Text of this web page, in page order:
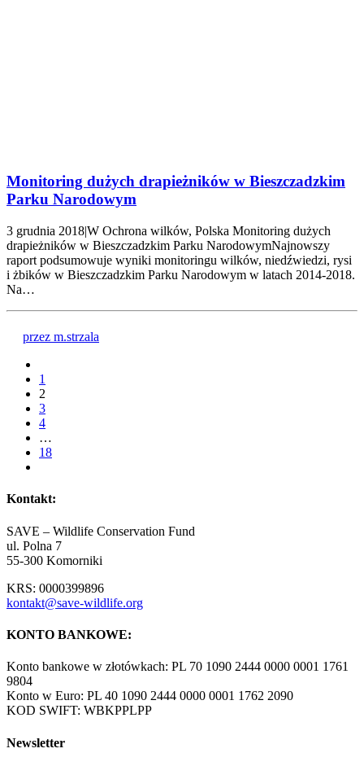
Monitoring dużych drapieżników w Bieszczadzkim
Parku Narodowym
3 grudnia 2018|W Ochrona wilków, Polska Monitoring dużych
drapieżników w Bieszczadzkim Parku NarodowymNajnowszy
raport podsumowuje wyniki monitoringu wilków, niedźwiedzi, rysi
i żbików w Bieszczadzkim Parku Narodowym w latach 2014-2018.
Na…
przez m.strzala
1
2
3
4
…
18
Kontakt:
SAVE – Wildlife Conservation Fund
ul. Polna 7
55-300 Komorniki
KRS: 0000399896
kontakt@save-wildlife.org
KONTO BANKOWE:
Konto bankowe w złotówkach: PL 70 1090 2444 0000 0001 1761
9804
Konto w Euro: PL 40 1090 2444 0000 0001 1762 2090
KOD SWIFT: WBKPPLPP
Newsletter